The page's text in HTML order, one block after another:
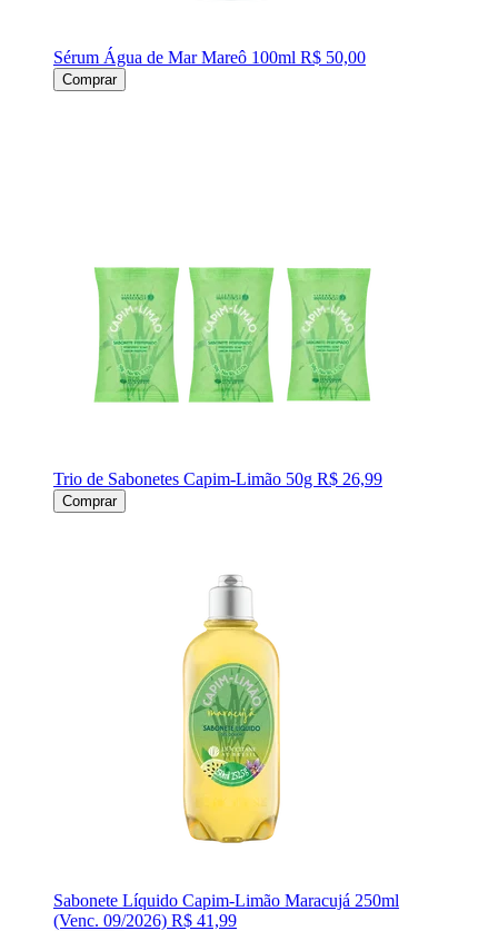
Sérum Água de Mar Mareô 100ml R$ 50,00
Comprar
Trio de Sabonetes Capim-Limão 50g R$ 26,99
Comprar
Sabonete Líquido Capim-Limão Maracujá 250ml
(Venc. 09/2026) R$ 41,99